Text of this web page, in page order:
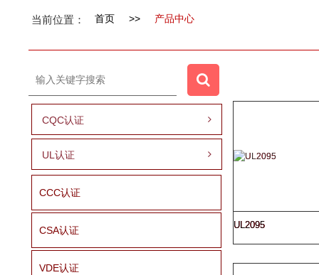
当前位置： 首页 >> 产品中心
UL2095
CQC认证
UL认证
CCC认证
CSA认证
VDE认证